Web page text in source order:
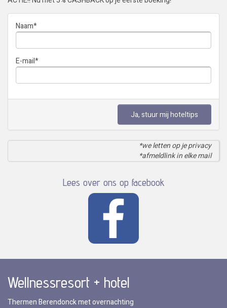
Naam*
E-mail*
Ja, stuur mij hoteltips
*we letten op je privacy
*afmeldlink in elke mail
Lees over ons op facebook
Wellnessresort + hotel
Thermen Berendonck met overnachting